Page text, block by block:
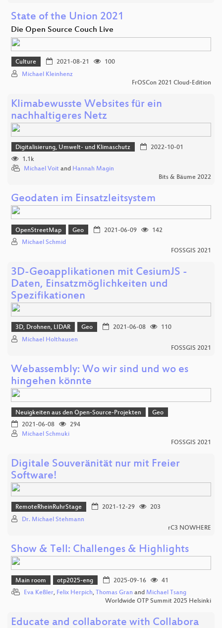
State of the Union 2021
Die Open Source Couch Live
Culture 2021-08-21
100
Michael Kleinhenz
FrOSCon 2021 Cloud-Edition
Klimabewusste Websites für ein
nachhaltigeres Netz
Digitalisierung, Umwelt- und Klimaschutz
2022-10-01
1.1k
Michael Voit and Hannah Magin
Bits & Bäume 2022
Geodaten im Einsatzleitsystem
OpenStreetMap Geo 2021-06-09
142
Michael Schmid
FOSSGIS 2021
3D-Geoapplikationen mit CesiumJS -
Daten, Einsatzmöglichkeiten und
Spezifikationen
3D, Drohnen, LIDAR Geo 2021-06-08
110
Michael Holthausen
FOSSGIS 2021
Webassembly: Wo wir sind und wo es
hingehen könnte
Neuigkeiten aus den Open-Source-Projekten
Geo
2021-06-08
294
Michael Schmuki
FOSSGIS 2021
Digitale Souveränität nur mit Freier
Software!
RemoteRheinRuhrStage 2021-12-29
203
Dr. Michael Stehmann
rC3 NOWHERE
Show & Tell: Challenges & Highlights
Main room otp2025-eng 2025-09-16
41
Eva Keßler, Felix Herpich, Thomas Gran and Michael Tsang
Worldwide OTP Summit 2025 Helsinki
Educate and collaborate with Collabora